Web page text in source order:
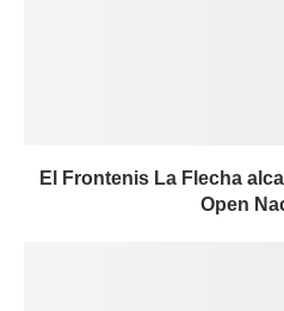
El Frontenis La Flecha
Open